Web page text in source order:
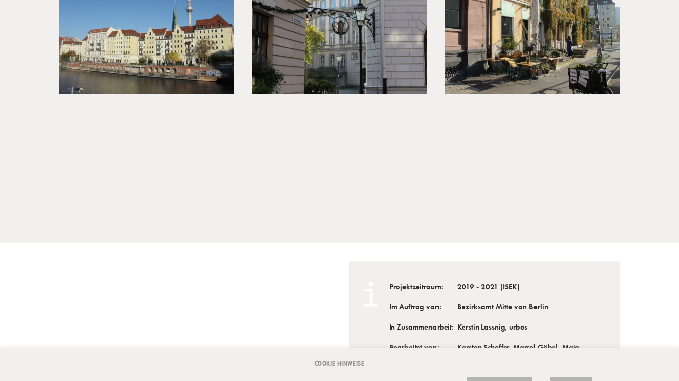
Projektzeitraum:
2019 - 2021 (ISEK)
Im Auftrag von:
Bezirksamt Mitte von Berlin
In Zusammenarbeit: Kerstin Lassnig, urbos
Bearbeitet von:
Karsten Scheffer, Marcel Göbel, Maja
COOKIE HINWEISE